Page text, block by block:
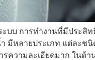
บบ การทำงานที่มีประสิท
มีหลายประเภท แต่ละช
ความละเอียดมาก ในด้า